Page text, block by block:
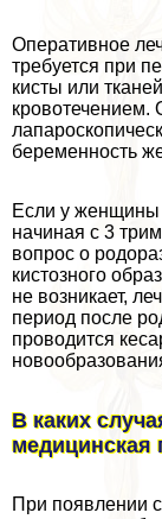
Оперативное
требуется при
кисты или
кровотечением.
беременность
Если у женщины
начиная с 3
вопрос о
кистозного
не возникает,
период после
проводится
В каких
При появлении